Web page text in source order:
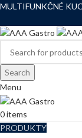
MULTIFUNKČNÉ
Search
Menu
0items
PRODUKTY